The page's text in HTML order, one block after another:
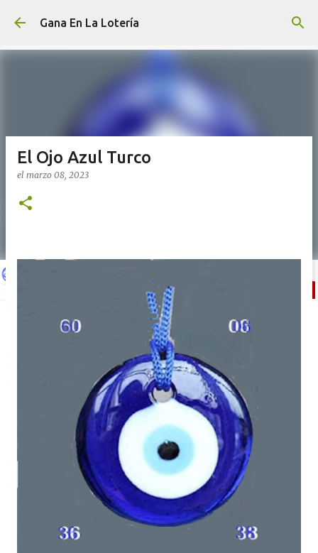
Ir al contenido principal
Gana En La Lotería
El Ojo Azul Turco
el marzo 08, 2023